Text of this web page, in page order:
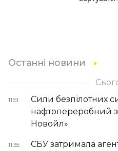
Останні новини
11:51
Сили безпілотних
нафтопереробний
Новойл»
11:35
СБУ затримала